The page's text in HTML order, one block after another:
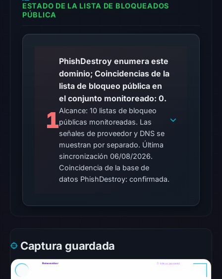
23:15
probe
reached
the
domain
(HTTP
302)
on
Aug
6,
2026
does
not
ESTADO DE LA LISTA DE BLOQUEADOS
PÚBLICA
1
PhishDestroy enumera este
dominio; Coincidencias de la
lista de bloqueo pública en
el conjunto monitoreado: 0.
Alcance: 10 listas de bloqueo
públicas monitoreadas. Las
señales de proveedor y DNS se
muestran por separado. Última
sincronización 06/08/2026.
Coincidencia de la base de
datos PhishDestroy: confirmada.
Captura guardada